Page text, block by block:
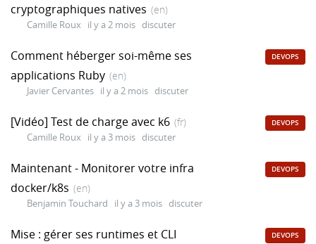
cryptographiques natives (en)
Camille Roux il y a 2 mois discuter
Comment héberger soi-même ses
applications Ruby (en)
Javier Cervantes il y a 2 mois discuter
DEVOPS
[Vidéo] Test de charge avec k6 (fr)
Camille Roux il y a 3 mois discuter
DEVOPS
Maintenant - Monitorer votre infra
docker/k8s (en)
Benjamin Touchard il y a 3 mois discuter
DEVOPS
Mise : gérer ses runtimes et CLI
DEVOPS